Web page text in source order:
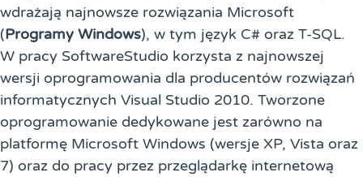
wdrażają najnowsze rozwiązania Microsoft
(Programy Windows), w tym język C# oraz T-SQL.
W pracy SoftwareStudio korzysta z najnowszej
wersji oprogramowania dla producentów rozwiązań
informatycznych Visual Studio 2010. Tworzone
oprogramowanie dedykowane jest zarówno na
platformę Microsoft Windows (wersje XP, Vista oraz
7) oraz do pracy przez przeglądarkę internetową